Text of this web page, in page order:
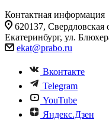
Контактная информация
620137, Свердловская
Екатеринбург, ул.
ekat@prabo.ru
Вконтакте
Telegram
YouTube
Яндекс.Дзен